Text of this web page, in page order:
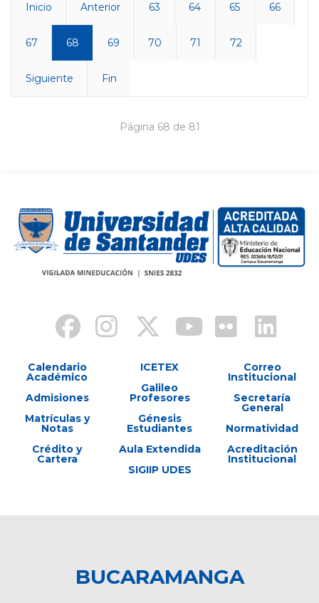
Inicio Anterior 63 64 65 66
67 68 69 70 71 72
Siguiente Fin
Página 68 de 81
Calendario
Académico
Admisiones
Matrículas y
Notas
Crédito y
Cartera
ICETEX
Galileo
Profesores
Génesis
Estudiantes
Aula Extendida
SIGIIP UDES
Correo
Institucional
Secretaría
General
Normatividad
Acreditación
Institucional
BUCARAMANGA